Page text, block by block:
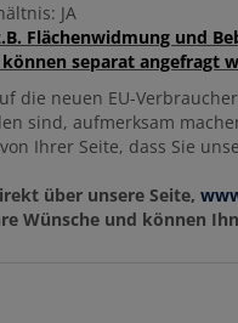
JA
Flächenwidmung und
separat angefragt
die neuen EU-
sind, aufmerksam
Ihrer Seite, dass Sie
über unsere Seite,
Wünsche und können